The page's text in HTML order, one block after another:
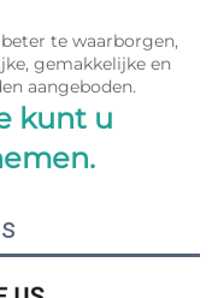
te waarborgen,
gemakkelijke en
kunt u